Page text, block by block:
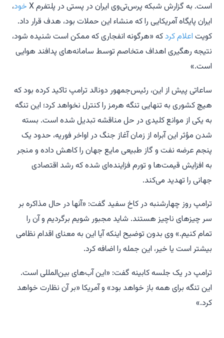
است. به گزارش شبکه پرس‌تی‌وی ایران در پستی در پلتفرم X
خود،
ایران پایگاه آمریکایی را که منشاء این حملات بود، هدف قرار داد.
کویت اعلام کردکه «هرگونه انفجاری که ممکن است شنیده شود،
نتیجه رهگیری اهداف متخاصم توسط سامانه‌های پدافند هوایی
است.»
ساعاتی پیش از این، رئیس‌جمهور دونالد ترامپ تاکید کرده بود که
هیچ کشوری به تنهایی تنگه هرمز را کنترل نخواهد کرد؛ این تنگه
به یکی از موانع کلیدی در حل مناقشه تبدیل شده است. بسته
شدن مؤثر این آبراه از زمان آغاز جنگ در اواخر فوریه، حدود یک
پنجم عرضه نفت و گاز طبیعی مایع جهان را کاهش داده و منجر
به افزایش قیمت‌ها و تورم فزاینده‌ای شده که رشد اقتصادی
جهانی را تهدید می‌کند.
ترامپ روز چهارشنبه در کاخ سفید گفت: «آنها در حال مذاکره بر
سر چیزهای ناچیز هستند. شاید مجبور شویم برگردیم و آن را
تمام کنیم.» وی بدون توضیح اینکه آیا این به معنای اقدام نظامی
بیشتر است یا خیر، این جمله را اضافه کرد.
ترامپ در یک جلسه کابینه گفت: «این آب‌های بین‌المللی است.
این تنگه برای همه باز خواهد بود» و آمریکا «بر آن نظارت خواهد
کرد.»